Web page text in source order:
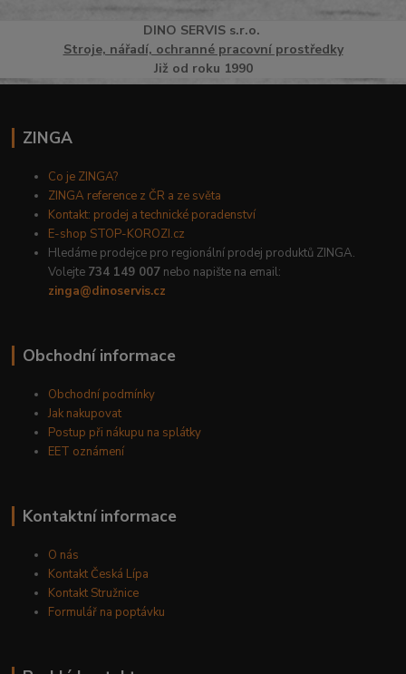
DINO SERVISs.r.o.
Stroje, nářadí, ochranné pracovní prostředky
Již od roku 1990
ZINGA
Co je ZINGA?
ZINGA reference z ČR a ze světa
Kontakt: prodej a technické poradenství
E-shop STOP-KOROZI.cz
Hledáme prodejce pro regionální prodej produktů ZINGA.
Volejte 734 149 007 nebo napište na email:
zinga@dinoservis.cz
Obchodní informace
Obchodní podmínky
Jak nakupovat
Postup při nákupu na splátky
EET oznámení
Kontaktní informace
O nás
Kontakt Česká Lípa
Kontakt Stružnice
Formulář na poptávku